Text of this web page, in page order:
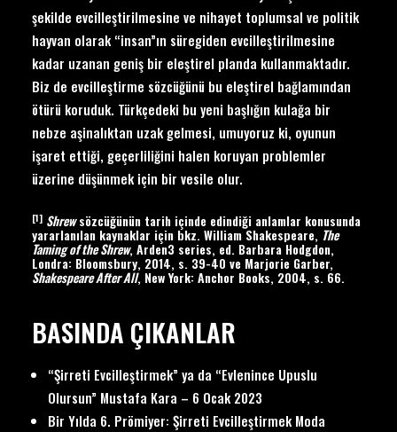
şekilde evcilleştirilmesine ve nihayet toplumsal ve politik
hayvan olarak “insan”ın süregiden evcilleştirilmesine
kadar uzanan geniş bir eleştirel planda kullanmaktadır.
Biz de evcilleştirme sözcüğünü bu eleştirel bağlamından
ötürü koruduk. Türkçedeki bu yeni başlığın kulağa bir
nebze aşinalıktan uzak gelmesi, umuyoruz ki, oyunun
işaret ettiği, geçerliliğini halen koruyan problemler
üzerine düşünmek için bir vesile olur.
[1] Shrewsözcüğünün tarih içinde edindiği anlamlar konusunda
yararlanılan kaynaklar için bkz. William Shakespeare, The
Taming of the Shrew, Arden3 series, ed. Barbara Hodgdon,
Londra: Bloomsbury, 2014, s. 39-40 ve Marjorie Garber,
Shakespeare After All, New York: Anchor Books, 2004, s. 66.
BASINDA ÇIKANLAR
“Şirreti Evcilleştirmek” ya da “Evlenince Upuslu
Olursun” Mustafa Kara – 6 Ocak 2023
Bir Yılda 6. Prömiyer: Şirreti Evcilleştirmek Moda